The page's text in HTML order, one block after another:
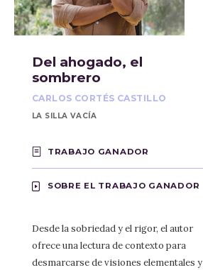
Del ahogado, el
sombrero
CARLOS CORTÉS CASTILLO
LA SILLA VACÍA
TRABAJO GANADOR
SOBRE EL TRABAJO GANADOR
Desde la sobriedad y el rigor, el autor
ofrece una lectura de contexto para
desmarcarse de visiones elementales y